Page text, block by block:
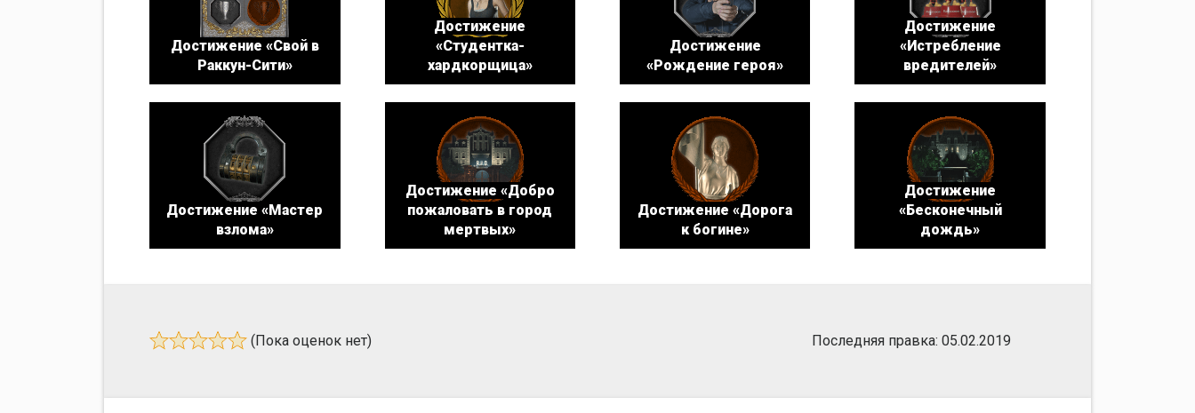
Достижение «Свой в
Раккун-Сити»
Достижение
«Студентка-
хардкорщица»
Достижение
«Рождение героя»
Достижение
«Истребление
вредителей»
Достижение «Мастер
взлома»
Достижение «Добро
пожаловать в город
мертвых»
Достижение «Дорога
к богине»
Достижение
«Бесконечный
дождь»
(Пока оценок нет) Последняя правка: 05.02.2019